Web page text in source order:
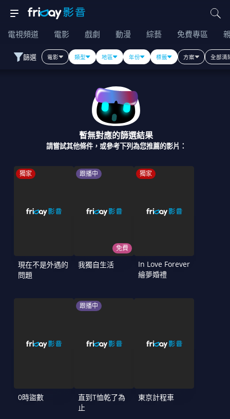
電視頻道 電影 戲劇 動漫 綜藝 免費專區
篩選 電影 類型 地區 年份 標籤 方案 全部清
暫無對應的篩選結果
請嘗試其他條件，或參考下列為您推薦的影片：
獨家
現在不是外遇的
問題
跟播中
免費
我獨自生活
獨家
In Love Forever
繪夢婚禮
0時盜數
跟播中
直到T恤乾了為
止
東京計程車